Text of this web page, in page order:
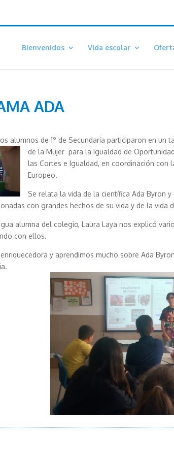
Bienvenidos Vida escolar
ADA
alumnos de 1º de Secundaria participaron en un
de la Mujer para la Igualdad de
las Cortes e Igualdad, en coordinación con
Europeo.
Se relata la vida de la científica Ada Byron
con grandes hechos de su vida y de la vida
alumna del colegio, Laura Laya nos explicó
con ellos.
y aprendimos mucho sobre Ada